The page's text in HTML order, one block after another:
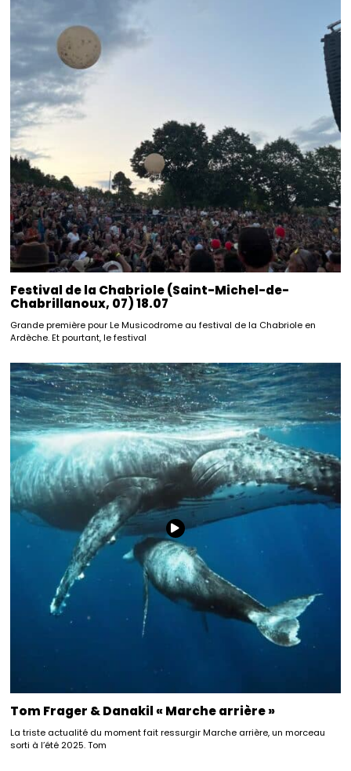
Festival de la Chabriole (Saint-Michel-de-
Chabrillanoux, 07) 18.07
Grande première pour Le Musicodrome au festival de la Chabriole en
Ardèche. Et pourtant, le festival
Tom Frager & Danakil « Marche arrière »
La triste actualité du moment fait ressurgir Marche arrière, un morceau
sorti à l’été 2025. Tom